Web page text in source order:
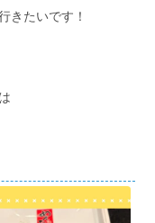
きたいです！